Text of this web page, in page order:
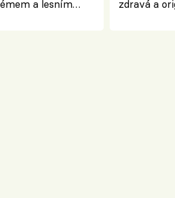
a lesním
zdravá a